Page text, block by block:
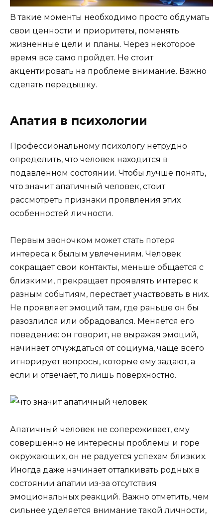
В такие моменты необходимо просто обдумать
свои ценности и приоритеты, поменять
жизненные цели и планы. Через некоторое
время все само пройдет. Не стоит
акцентировать на проблеме внимание. Важно
сделать передышку.
Апатия в психологии
Профессиональному психологу нетрудно
определить, что человек находится в
подавленном состоянии. Чтобы лучше понять,
что значит апатичный человек, стоит
рассмотреть признаки проявления этих
особенностей личности.
Первым звоночком может стать потеря
интереса к былым увлечениям. Человек
сокращает свои контакты, меньше общается с
близкими, прекращает проявлять интерес к
разным событиям, перестает участвовать в них.
Не проявляет эмоций там, где раньше он бы
разозлился или обрадовался. Меняется его
поведение: он говорит, не выражая эмоций,
начинает отчуждаться от социума, чаще всего
игнорирует вопросы, которые ему задают, а
если и отвечает, то лишь поверхностно.
Апатичный человек не сопереживает, ему
совершенно не интересны проблемы и горе
окружающих, он не радуется успехам близких.
Иногда даже начинает отталкивать родных в
состоянии апатии из-за отсутствия
эмоциональных реакций. Важно отметить, чем
сильнее уделяется внимание такой личности,